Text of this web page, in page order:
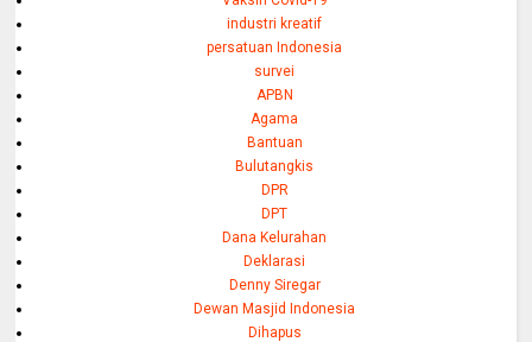
industri kreatif
persatuan Indonesia
survei
APBN
Agama
Bantuan
Bulutangkis
DPR
DPT
Dana Kelurahan
Deklarasi
Denny Siregar
Dewan Masjid Indonesia
Dihapus